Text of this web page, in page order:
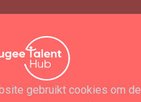
gebruikt cookies om de